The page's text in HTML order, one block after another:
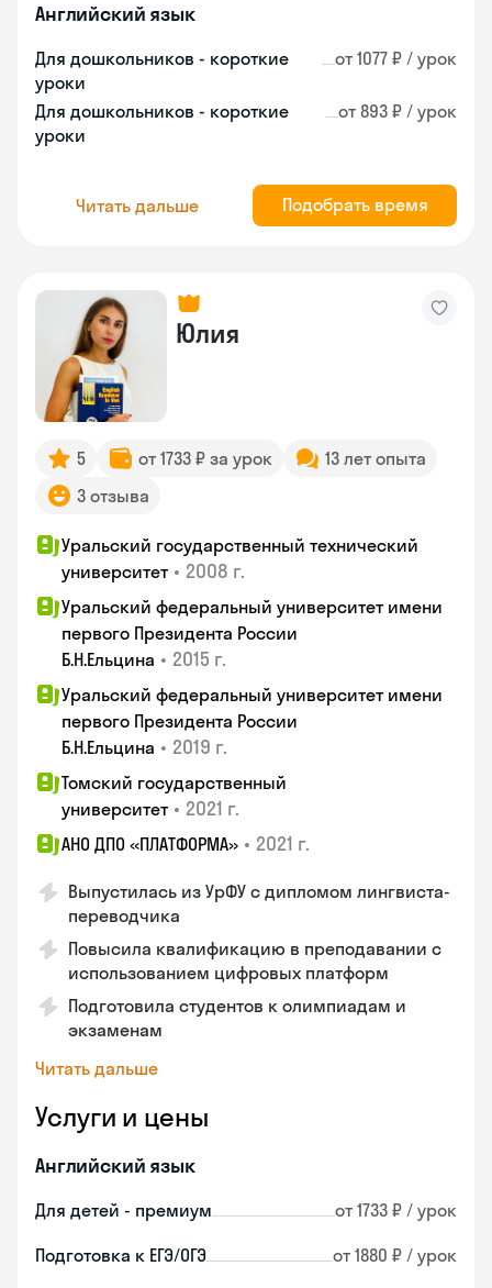
Английский язык
Для дошкольников - короткие
уроки
от 1077 ₽ / урок
Для дошкольников - короткие
уроки
от 893 ₽ / урок
Читать дальше Подобрать время
Юлия
5 от 1733 ₽ за урок
13 лет опыта
3 отзыва
Уральский государственный технический
университет • 2008 г.
Уральский федеральный университет имени
первого Президента России
Б.Н.Ельцина • 2015 г.
Уральский федеральный университет имени
первого Президента России
Б.Н.Ельцина • 2019 г.
Томский государственный
университет • 2021 г.
АНО ДПО «ПЛАТФОРМА» • 2021 г.
Выпустилась из УрФУ с дипломом лингвиста-
переводчика
Повысила квалификацию в преподавании с
использованием цифровых платформ
Подготовила студентов к олимпиадам и
экзаменам
Читать дальше
Услуги и цены
Английский язык
Для детей - премиум от 1733 ₽ / урок
Подготовка к ЕГЭ/ОГЭ от 1880 ₽ / урок